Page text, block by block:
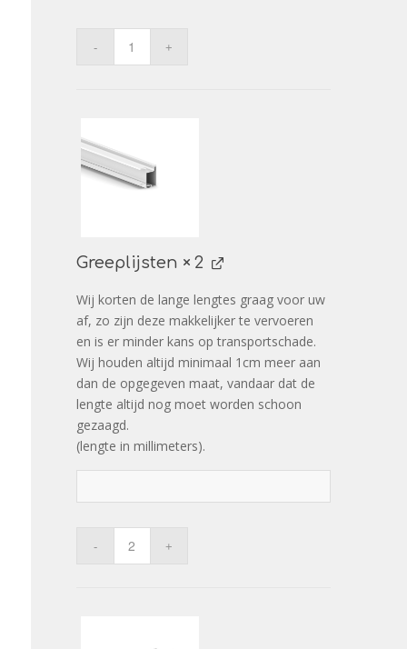
Greeplijsten × 2
Wij korten de lange lengtes graag voor uw
af, zo zijn deze makkelijker te vervoeren
en is er minder kans op transportschade.
Wij houden altijd minimaal 1cm meer aan
dan de opgegeven maat, vandaar dat de
lengte altijd nog moet worden schoon
gezaagd.
(lengte in millimeters).